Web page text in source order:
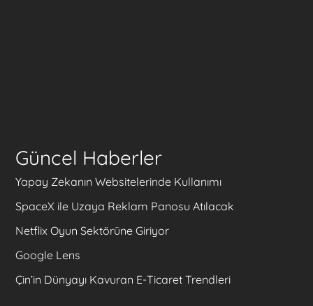
Güncel Haberler
Yapay Zekanın Websitelerinde Kullanımı
SpaceX ile Uzaya Reklam Panosu Atılacak
Netflix Oyun Sektörüne Giriyor
Google Lens
Çin’in Dünyayı Kavuran E-Ticaret Trendleri